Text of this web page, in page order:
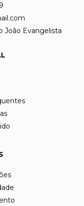
João Evangelista